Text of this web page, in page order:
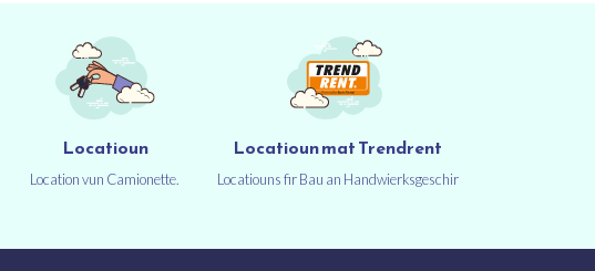
Locatioun
Location vun Camionette.
Locatioun mat Trendrent
Locatiouns fir Bau an Handwierksgeschir